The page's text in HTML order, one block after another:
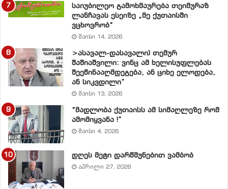
განწყობილი იურისტები), ნაფიცი მსაჯულების როლს
თავის თავზე საზოგადოებისთვის ცნობილი და
პატივცემული ადამიანები აიღებენ.
პირდაპირი ტელეეთერის პირობებში, “მთავარ
მსაჯულს” ანუ ხალხს, საშუალება მიეცემა ჩაერთოს
ინტერაქტიულ გამოკითხვაში და პასუხი გასცეს
“ბრალდებული” ანუ ხელისუფლება. ს.მ.ს.პასუხების
დინამიკა აისახება ტელეეკრანებზე, იწარმოებს
საზოგადოებრივი აზრის მონიტორინგი და განაჩენს
საზოგადოებავე გამოიტანს, რადგან რეალური
დემოკრატიულობის პირობებში სწორედ მას ეკუთვნის
ბოლო სიტყვა ანუ დასკვნის გამოტანის უფლება.
საიუბილეო გამოხმაურება თეიმურაზ
ლანჩავას ესეიზე „მე ქუთაისში
ვცხოვრობ“
მაისი 14, 2026
>ასავალ-დასავალი) თემურ
შაშიაშვილი: ვინც ამ ხელისუფლებას
შეეწინააღმდეგება, ან ციხე ელოდება,
ან სიკვდილი”
მაისი 13, 2026
“მადლობა ქუთაისს ამ სიმაღლეზე რომ
ამომიყვანა !”
მაისი 4, 2026
დღეს მეტი დარწმუნებით ვამბობ
აპრილი 27, 2026